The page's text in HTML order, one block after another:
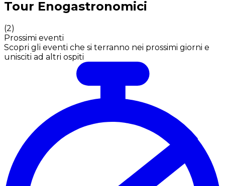
Tour Enogastronomici
(2)
Prossimi eventi
Scopri gli eventi che si terranno nei prossimi giorni e
unisciti ad altri ospiti